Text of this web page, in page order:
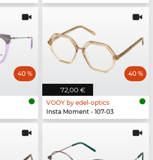
40 %
72,00 €
40 %
VOOY by edel-optics
Insta Moment - 107-03